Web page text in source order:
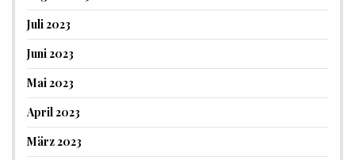
Juli 2023
Juni 2023
Mai 2023
April 2023
März 2023